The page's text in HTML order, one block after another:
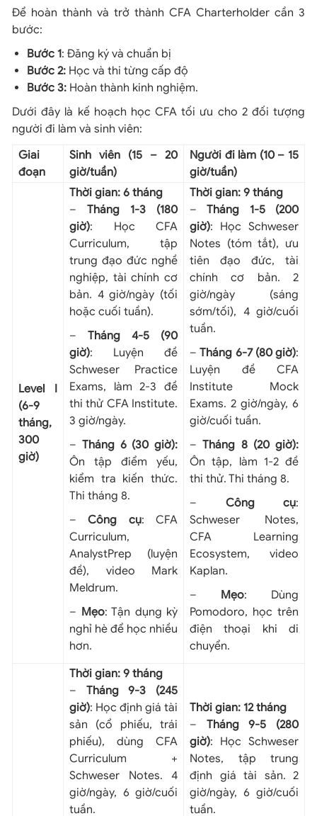
Để hoàn thành và trở thành CFA Charterholder cần 3
bước:
Bước 1: Đăng ký và chuẩn bị
Bước 2: Học và thi từng cấp độ
Bước 3: Hoàn thành kinh nghiệm.
Dưới đây là kế hoạch học CFA tối ưu cho 2 đối tượng
người đi làm và sinh viên:
Giai
đoạn
Sinh viên (15 – 20
giờ/tuần)
Người đi làm (10 – 15
giờ/tuần)
Level I
(6-9
tháng,
300
giờ)
Thời gian: 6 tháng
– Tháng 1-3 (180
giờ): Học CFA
Curriculum, tập
trung đạo đức nghề
nghiệp, tài chính cơ
bản. 4 giờ/ngày (tối
hoặc cuối tuần).
– Tháng 4-5 (90
giờ): Luyện đề
Schweser Practice
Exams, làm 2-3 đề
thi thử CFA Institute.
3 giờ/ngày.
– Tháng 6 (30 giờ):
Ôn tập điểm yếu,
kiểm tra kiến thức.
Thi tháng 8.
–Công cụ: CFA
Curriculum,
AnalystPrep (luyện
đề), video Mark
Meldrum.
– Mẹo: Tận dụng kỳ
nghỉ hè để học nhiều
hơn.
Thời gian: 9 tháng
–Tháng 1-5 (200
giờ): Học Schweser
Notes (tóm tắt), ưu
tiên đạo đức, tài
chính cơ bản. 2
giờ/ngày (sáng
sớm/tối), 4 giờ/cuối
tuần.
–Tháng 6-7 (80 giờ):
Luyện đề CFA
Institute Mock
Exams. 2 giờ/ngày, 6
giờ/cuối tuần.
–Tháng 8 (20 giờ):
Ôn tập, làm 1-2 đề
thi thử. Thi tháng 8.
– Công cụ:
Schweser Notes,
CFA Learning
Ecosystem, video
Kaplan.
– Mẹo: Dùng
Pomodoro, học trên
điện thoại khi di
chuyển.
Thời gian: 9 tháng
– Tháng 9-3 (245
giờ): Học định giá tài
sản (cổ phiếu, trái
phiếu), dùng CFA
Curriculum +
Schweser Notes. 4
giờ/ngày, 6 giờ/cuối
tuần.
Thời gian: 12 tháng
– Tháng 9-5 (280
giờ): Học Schweser
Notes, tập trung
định giá tài sản. 2
giờ/ngày, 6 giờ/cuối
tuần.